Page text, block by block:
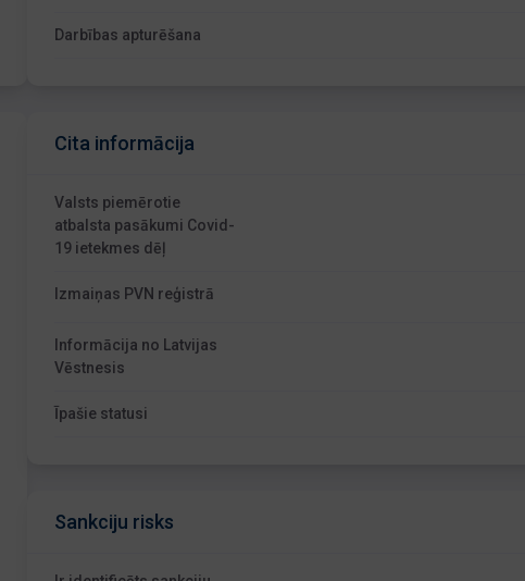
Darbības apturēšana
Cita informācija
Valsts piemērotie
atbalsta pasākumi Covid-
19 ietekmes dēļ
Izmaiņas PVN reģistrā
Informācija no Latvijas
Vēstnesis
Īpašie statusi
Sankciju risks